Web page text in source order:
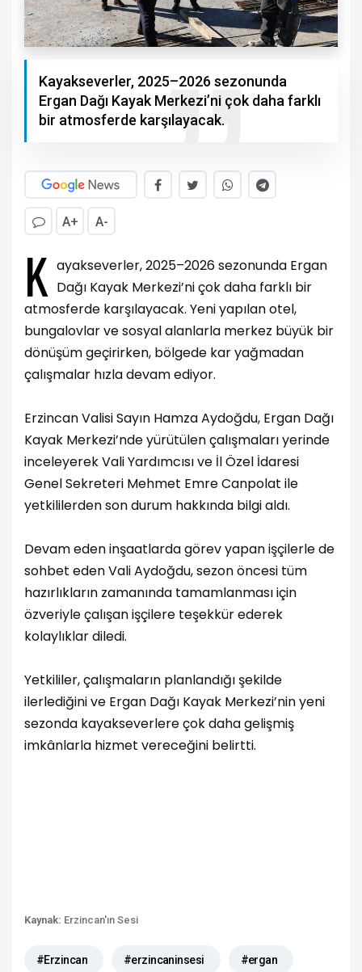
Kayakseverler, 2025–2026 sezonunda
Ergan Dağı Kayak Merkezi’ni çok daha farklı
bir atmosferde karşılayacak.
A+ A-
K ayakseverler, 2025–2026 sezonunda Ergan
Dağı Kayak Merkezi’ni çok daha farklı bir
atmosferde karşılayacak. Yeni yapılan otel,
bungalovlar ve sosyal alanlarla merkez büyük bir
dönüşüm geçirirken, bölgede kar yağmadan
çalışmalar hızla devam ediyor.
Erzincan Valisi Sayın Hamza Aydoğdu, Ergan Dağı
Kayak Merkezi’nde yürütülen çalışmaları yerinde
inceleyerek Vali Yardımcısı ve İl Özel İdaresi
Genel Sekreteri Mehmet Emre Canpolat ile
yetkililerden son durum hakkında bilgi aldı.
Devam eden inşaatlarda görev yapan işçilerle de
sohbet eden Vali Aydoğdu, sezon öncesi tüm
hazırlıkların zamanında tamamlanması için
özveriyle çalışan işçilere teşekkür ederek
kolaylıklar diledi.
Yetkililer, çalışmaların planlandığı şekilde
ilerlediğini ve Ergan Dağı Kayak Merkezi’nin yeni
sezonda kayakseverlere çok daha gelişmiş
imkânlarla hizmet vereceğini belirtti.
Kaynak: Erzincan'ın Sesi
#Erzincan #erzincaninsesi #ergan